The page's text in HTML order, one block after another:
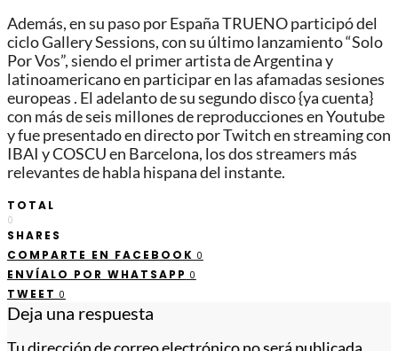
Además, en su paso por España TRUENO participó del
ciclo Gallery Sessions, con su último lanzamiento “Solo
Por Vos”, siendo el primer artista de Argentina y
latinoamericano en participar en las afamadas sesiones
europeas . El adelanto de su segundo disco {ya cuenta}
con más de seis millones de reproducciones en Youtube
y fue presentado en directo por Twitch en streaming con
IBAI y COSCU en Barcelona, los dos streamers más
relevantes de habla hispana del instante.
TOTAL
0
SHARES
COMPARTE EN FACEBOOK 0
ENVÍALO POR WHATSAPP 0
TWEET 0
Deja una respuesta